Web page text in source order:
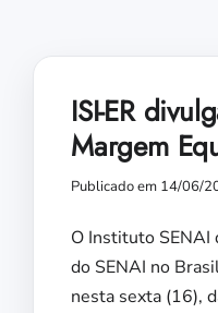
ISI-ER
Margem
Publicado em 14/06/
O Instituto SENAI
do SENAI no
nesta sexta (16),